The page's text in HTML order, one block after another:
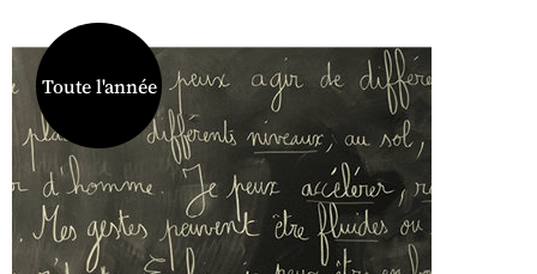
Toute l'année